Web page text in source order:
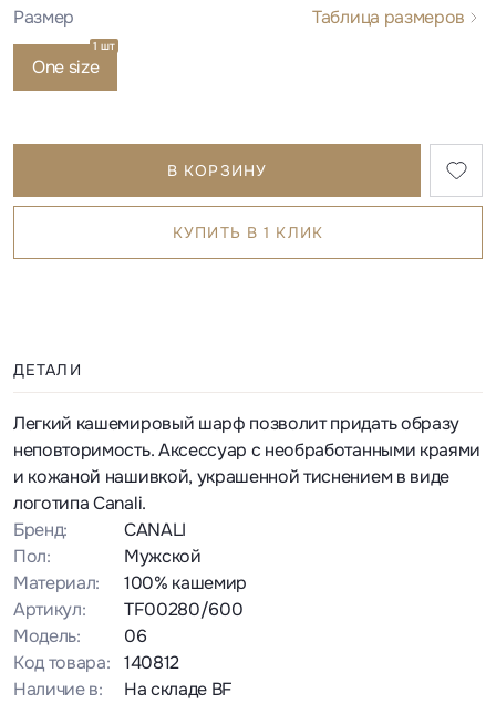
Размер Таблица размеров
One size
1 шт
В КОРЗИНУ
КУПИТЬ В 1 КЛИК
ДЕТАЛИ
Легкий кашемировый шарф позволит придать образу
неповторимость. Аксессуар с необработанными краями
и кожаной нашивкой, украшенной тиснением в виде
логотипа Canali.
Бренд:
CANALI
Пол:
Мужской
Материал:
100% кашемир
Артикул:
TF00280/600
Модель:
06
Код товара:
140812
Наличие в:
На складе BF